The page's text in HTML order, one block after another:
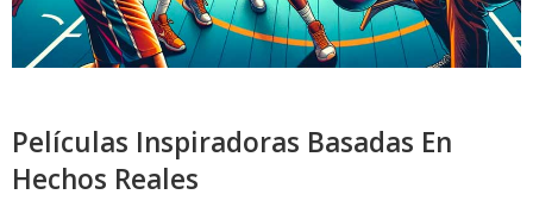
Películas Inspiradoras Basadas En
Hechos Reales